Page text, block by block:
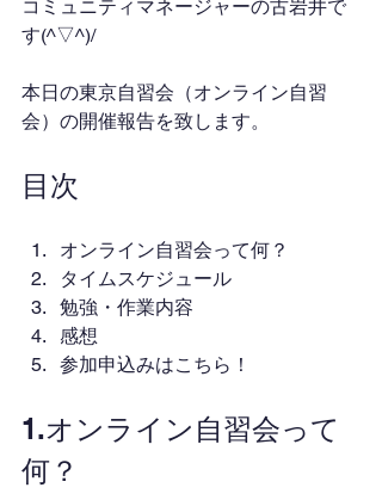
コミュニティマネージャーの古岩井で
す(^▽^)/
本日の東京自習会（オンライン自習
会）の開催報告を致します。
目次
オンライン自習会って何？
タイムスケジュール
勉強・作業内容
感想
参加申込みはこちら！
1.オンライン自習会って
何？